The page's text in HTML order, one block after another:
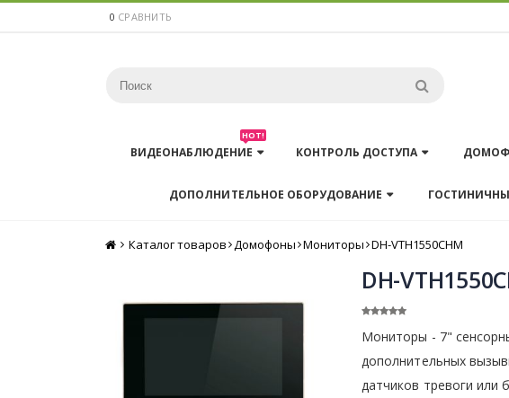
0 СРАВНИТЬ
ВИДЕОНАБЛЮДЕНИЕ
HOT!
КОНТРОЛЬ ДОСТУПА
ДОПОЛНИТЕЛЬНОЕ ОБОРУДОВАНИЕ
Главная
Каталог товаров Домофоны Мониторы DH-VTH1550CHM
DH-
Мониторы - 7"
дополнительных
датчиков тревоги или